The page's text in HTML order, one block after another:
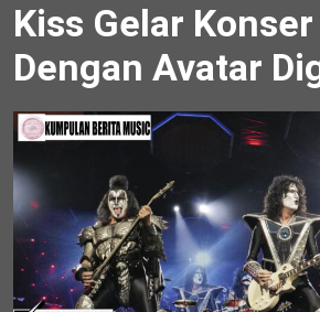
Kiss Gelar
Dengan Avatar